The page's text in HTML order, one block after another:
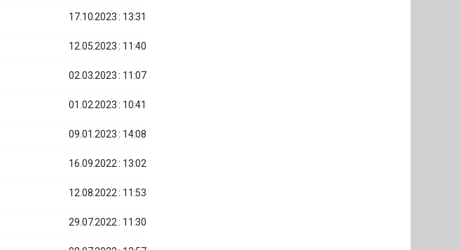
17.10.2023 : 13:31
12.05.2023 : 11:40
02.03.2023 : 11:07
01.02.2023 : 10:41
09.01.2023 : 14:08
16.09.2022 : 13:02
12.08.2022 : 11:53
29.07.2022 : 11:30